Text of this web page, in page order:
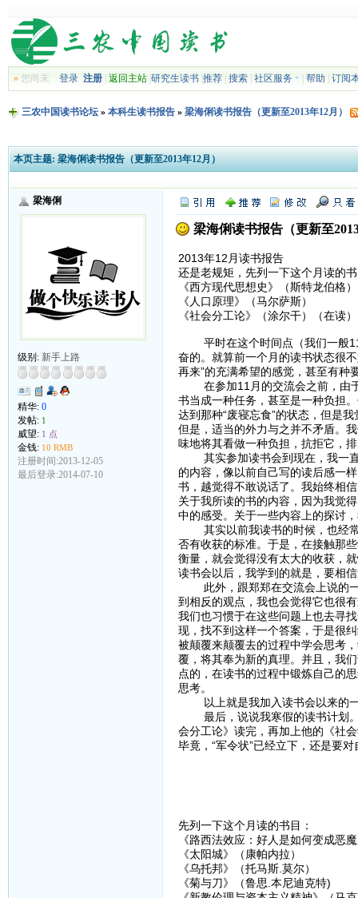
»您尚未 登录 注册| 返回主站| 研究生读书| 推荐| 搜索| 社区服务 帮助 订阅
三农中国读书论坛» 本科生读书报告» 梁海俐读书报告（更新至2013年12月）
本页主题: 梁海俐读书报告（更新至2013年12月）
梁海俐
级别: 新手上路
精华: 0
发帖: 1
威望: 1 点
金钱: 10 RMB
注册时间:2013-12-05
最后登录:2014-07-10
梁海俐读书报告（更新至
2013年12月读书报告
还是老规矩，先列一下这个月读的
《西方现代思想史》（斯特龙伯格）
《人口原理》（马尔萨斯）
《社会分工论》（涂尔干）（在读）
平时在这个时间点（我们一般11
奋的。就算前一个月的读书状态很
再来”的充满希望的感觉，甚至有种
在参加11月的交流会之前，由于
书当成一种任务，甚至是一种负担
达到那种“废寝忘食”的状态，但是
但是，适当的外力与之并不矛盾。
味地将其看做一种负担，抗拒它，
其实参加读书会到现在，我一直
的内容，像以前自己写的读后感一
书，越觉得不敢说话了。我始终相
关于我所读的书的内容，因为我觉
中的感受。关于一些内容上的探讨
其实以前我读书的时候，也经常
否有收获的标准。于是，在接触那
衡量，就会觉得没有太大的收获，
读书会以后，我学到的就是，要相
此外，跟郑郑在交流会上说的一
到相反的观点，我也会觉得它也很
我们也习惯于在这些问题上也去寻
现，找不到这样一个答案，于是很
被颠覆来颠覆去的过程中学会思考
覆，将其奉为新的真理。并且，我
点的，在读书的过程中锻炼自己的
思考。
以上就是我加入读书会以来的一
最后，说说我寒假的读书计划。
会分工论》读完，再加上他的《社
毕竟，“军令状”已经立下，还是要
先列一下这个月读的书目：
《路西法效应：好人是如何变成恶
《太阳城》（康帕内拉）
《乌托邦》（托马斯.莫尔）
《菊与刀》（鲁思.本尼迪克特)